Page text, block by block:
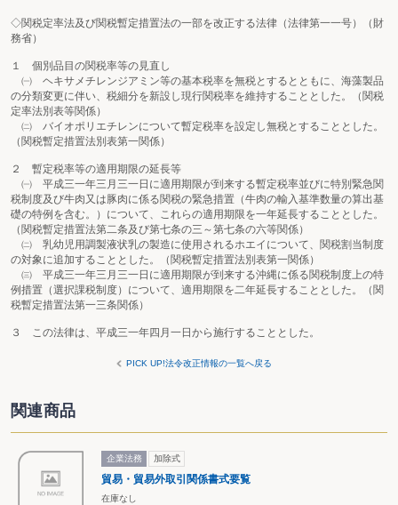
◇関税定率法及び関税暫定措置法の一部を改正する法律（法律第一一号）（財
務省）
１ 個別品目の関税率等の見直し
㈠ ヘキサメチレンジアミン等の基本税率を無税とするとともに、海藻製品
の分類変更に伴い、税細分を新設し現行関税率を維持することとした。（関税
定率法別表等関係）
㈡ バイオポリエチレンについて暫定税率を設定し無税とすることとした。
（関税暫定措置法別表第一関係）
２ 暫定税率等の適用期限の延長等
㈠ 平成三一年三月三一日に適用期限が到来する暫定税率並びに特別緊急関
税制度及び牛肉又は豚肉に係る関税の緊急措置（牛肉の輸入基準数量の算出基
礎の特例を含む。）について、これらの適用期限を一年延長することとした。
（関税暫定措置法第二条及び第七条の三～第七条の六等関係）
㈡ 乳幼児用調製液状乳の製造に使用されるホエイについて、関税割当制度
の対象に追加することとした。（関税暫定措置法別表第一関係）
㈢ 平成三一年三月三一日に適用期限が到来する沖縄に係る関税制度上の特
例措置（選択課税制度）について、適用期限を二年延長することとした。（関
税暫定措置法第一三条関係）
３ この法律は、平成三一年四月一日から施行することとした。
PICK UP!法令改正情報の一覧へ戻る
関連商品
企業法務 加除式
貿易・貿易外取引関係書式要覧
在庫なし